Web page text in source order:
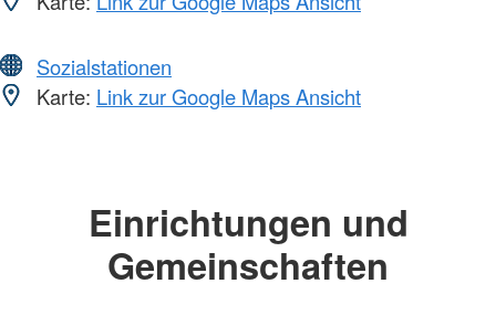
Sozialstationen
Karte: Link zur Google Maps Ansicht
Einrichtungen und
Gemeinschaften